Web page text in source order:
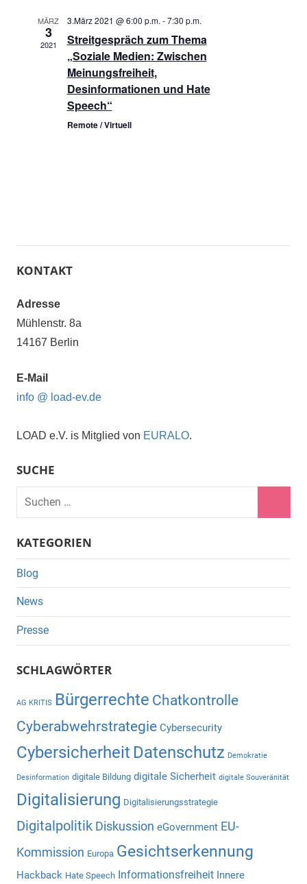
MÄRZ
3
2021
3.März 2021 @ 6:00 p.m. -7:30 p.m.
Streitgespräch zum Thema
„Soziale Medien: Zwischen
Meinungsfreiheit,
Desinformationen und Hate
Speech“
Remote / Virtuell
KONTAKT
Adresse
Mühlenstr. 8a
14167 Berlin
E-Mail
info @ load-ev.de
LOAD e.V. is Mitglied von EURALO.
SUCHE
Suchen
KATEGORIEN
Blog
News
Presse
SCHLAGWÖRTER
AG KRITIS Bürgerrechte Chatkontrolle
Cyberabwehrstrategie Cybersecurity
Cybersicherheit Datenschutz Demokratie
Desinformation digitale Bildung digitale Sicherheit digitale Souveränität
Digitalisierung Digitalisierungsstrategie
Digitalpolitik Diskussion eGovernment EU-
Kommission Europa Gesichtserkennung
Hackback Hate Speech Informationsfreiheit Innere